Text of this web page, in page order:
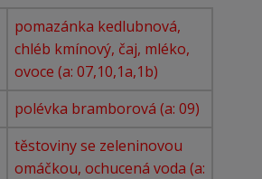
pomazánka kedlubnová,
chléb kmínový, čaj, mléko,
ovoce (a: 07,10,1a,1b)
polévka bramborová (a: 09)
těstoviny se zeleninovou
omáčkou, ochucená voda (a: